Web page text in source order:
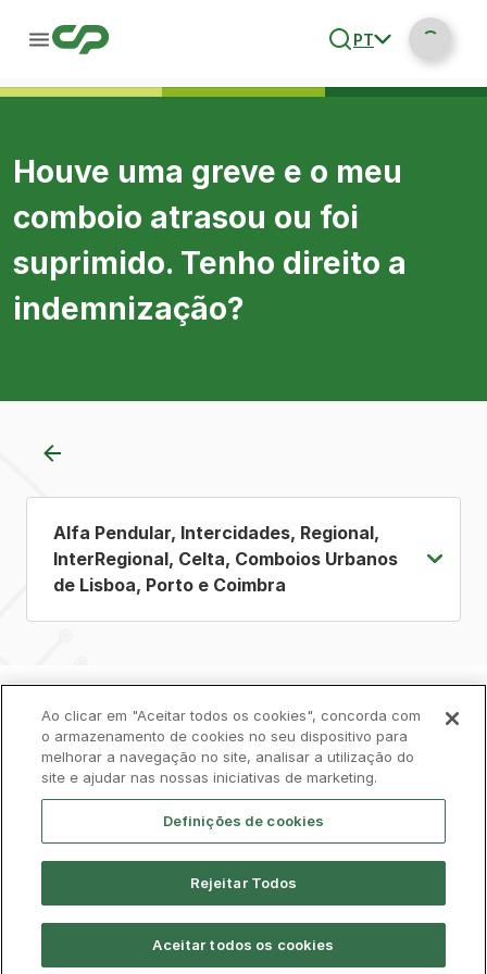
PT
Houve uma greve e o meu
comboio atrasou ou foi
suprimido. Tenho direito a
indemnização?
Alfa Pendular, Intercidades, Regional,
InterRegional, Celta, Comboios Urbanos
de Lisboa, Porto e Coimbra
Política de Privacidade Livro de Reclamações
Cookies Aviso Legal Acessibilidade
© CP 2026, Todos os direitos reservados
Ao clicar em "Aceitar todos os cookies", concorda com
o armazenamento de cookies no seu dispositivo para
melhorar a navegação no site, analisar a utilização do
site e ajudar nas nossas iniciativas de marketing.
Definições de cookies
Rejeitar Todos
Aceitar todos os cookies